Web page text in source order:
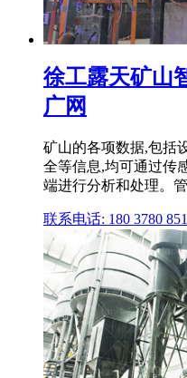
徐工露天矿山
广网
矿山的各项数据,包括
全等信息,均可通过传
端进行分析和处理。
联系电话: 180 3780